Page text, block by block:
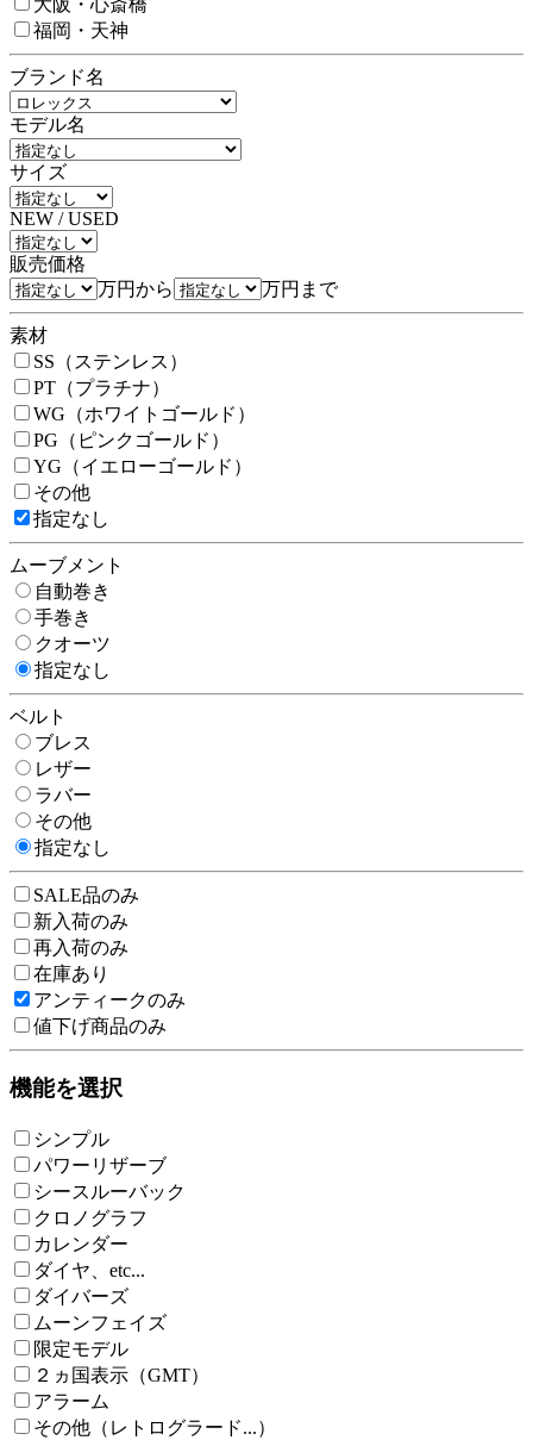
福岡・天神
ブランド名
モデル名
サイズ
NEW / USED
販売価格
万円から
万円まで
素材
SS（ステンレス）
PT（プラチナ）
WG（ホワイトゴールド）
PG（ピンクゴールド）
YG（イエローゴールド）
その他
指定なし
ムーブメント
自動巻き
手巻き
クオーツ
指定なし
ベルト
ブレス
レザー
ラバー
その他
指定なし
SALE品のみ
新入荷のみ
再入荷のみ
在庫あり
アンティークのみ
値下げ商品のみ
機能を選択
シンプル
パワーリザーブ
シースルーバック
クロノグラフ
カレンダー
ダイヤ、etc...
ダイバーズ
ムーンフェイズ
限定モデル
２ヵ国表示（GMT）
アラーム
その他（レトログラード...）